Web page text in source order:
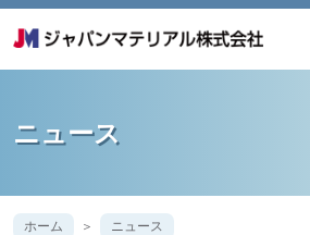
ニュース
ホーム
ニュース